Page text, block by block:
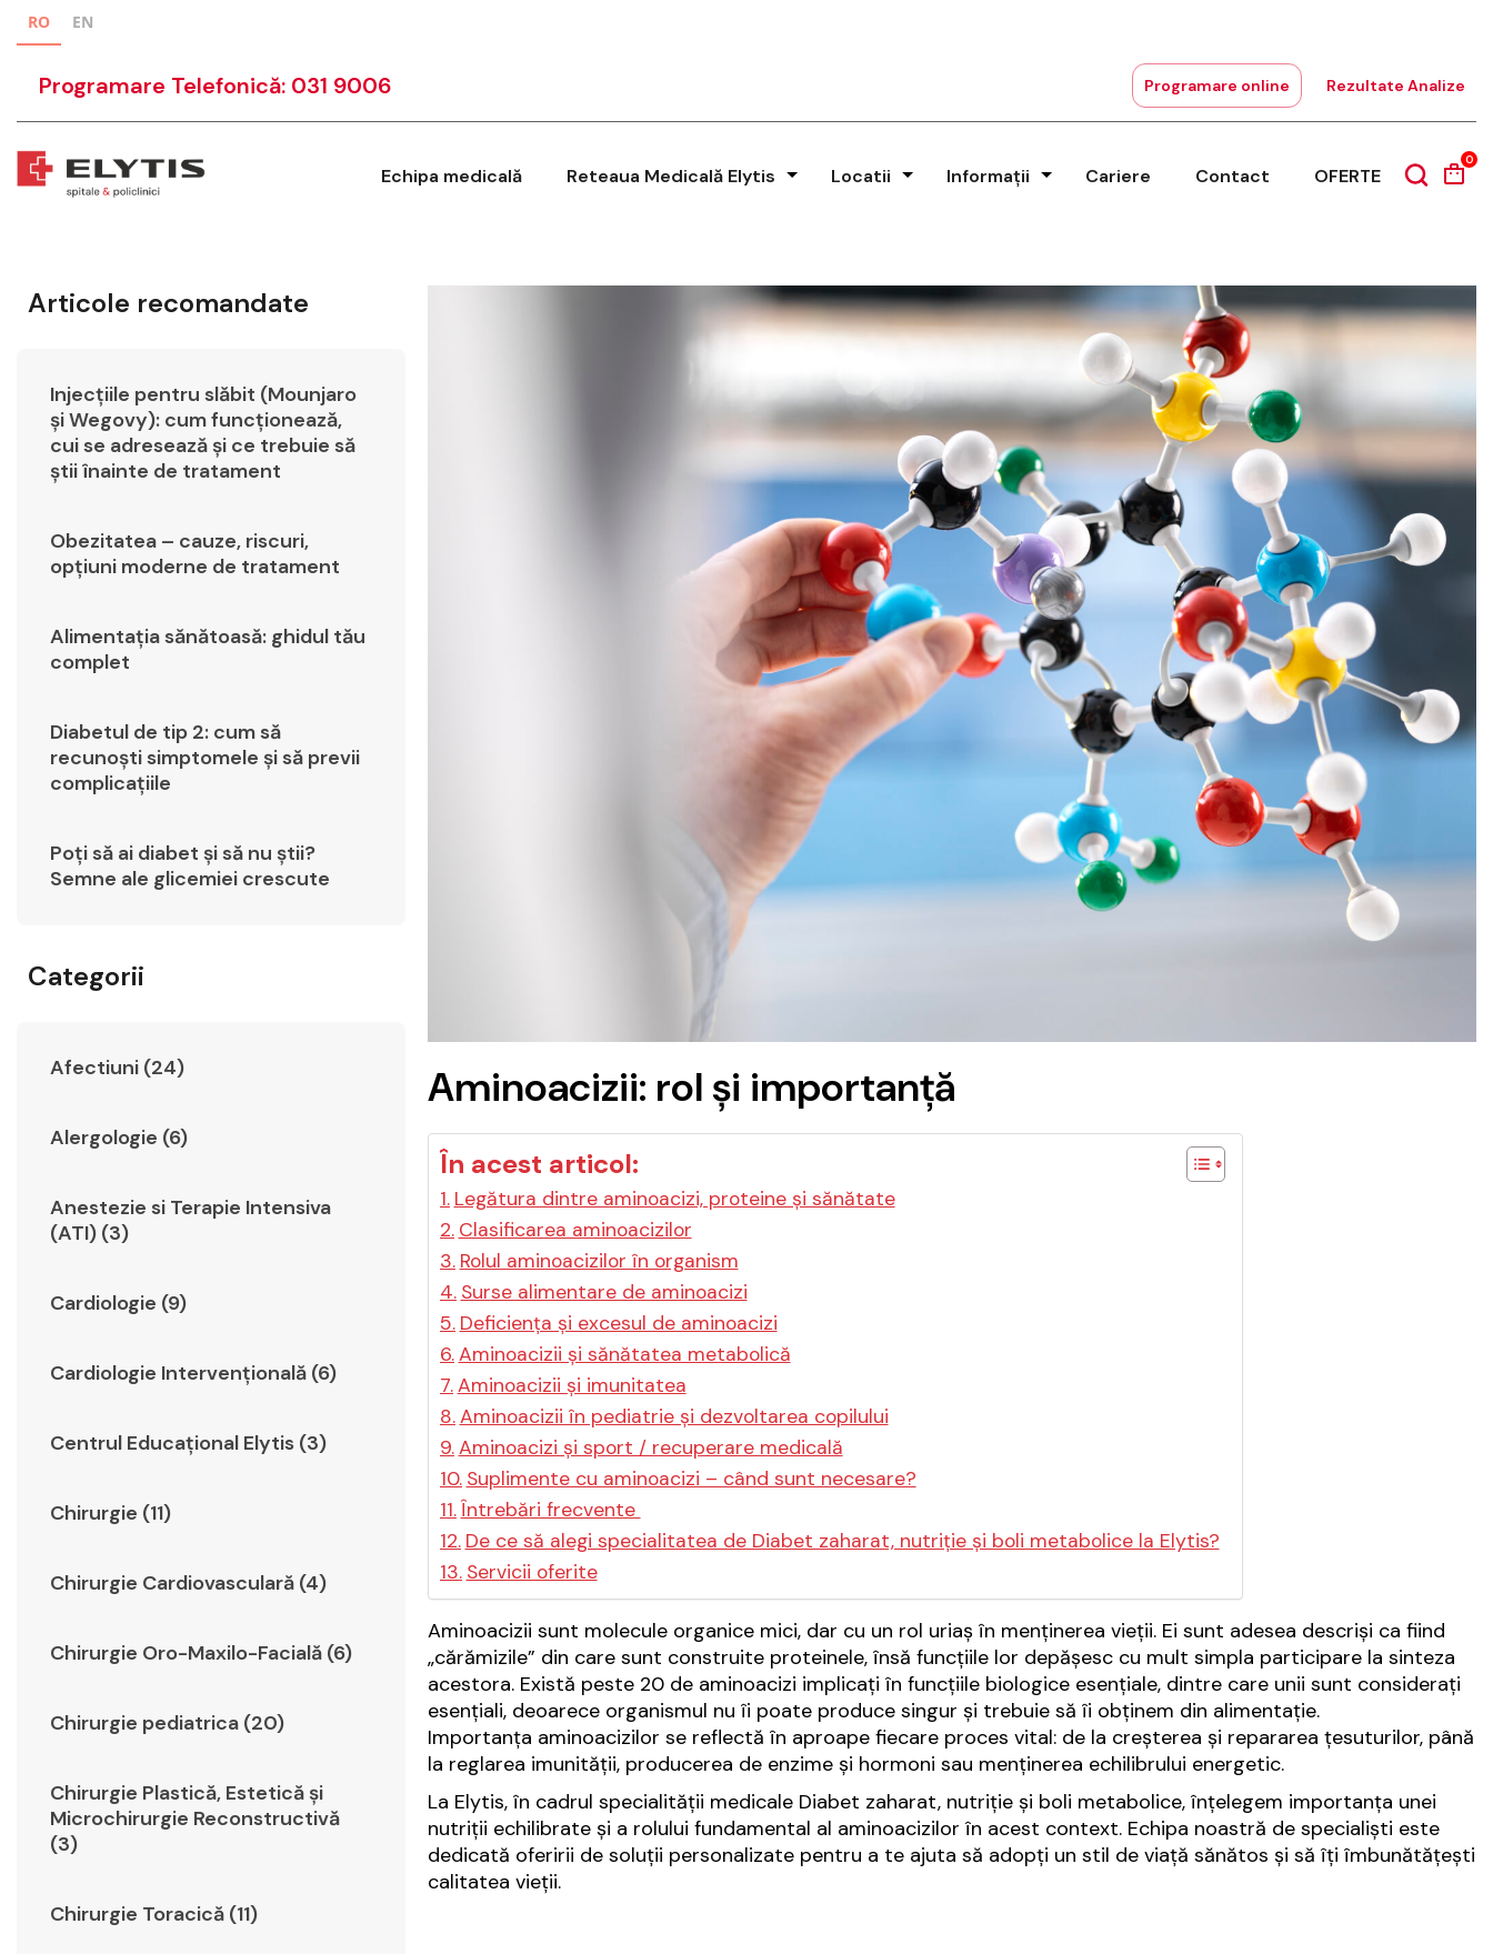
RO EN
Programare Telefonică: 031 9006 Programare online Rezultate Analize
Echipa medicală Reteaua Medicală Elytis Locatii Informații Cariere Contact OFERTE
0
Articole recomandate
Injecțiile pentru slăbit (Mounjaro
și Wegovy): cum funcționează,
cui se adresează și ce trebuie să
știi înainte de tratament
Obezitatea – cauze, riscuri,
opțiuni moderne de tratament
Alimentația sănătoasă: ghidul tău
complet
Diabetul de tip 2: cum să
recunoști simptomele și să previi
complicațiile
Poți să ai diabet și să nu știi?
Semne ale glicemiei crescute
Categorii
Afectiuni (24)
Alergologie (6)
Anestezie si Terapie Intensiva
(ATI) (3)
Cardiologie (9)
Cardiologie Intervențională (6)
Centrul Educațional Elytis (3)
Chirurgie (11)
Chirurgie Cardiovasculară (4)
Chirurgie Oro-Maxilo-Facială (6)
Chirurgie pediatrica (20)
Chirurgie Plastică, Estetică şi
Microchirurgie Reconstructivă
(3)
Chirurgie Toracică (11)
Aminoacizii: rol și importanță
În acest articol:
Legătura dintre aminoacizi, proteine și sănătate
Clasificarea aminoacizilor
Rolul aminoacizilor în organism
Surse alimentare de aminoacizi
Deficiența și excesul de aminoacizi
Aminoacizii și sănătatea metabolică
Aminoacizii și imunitatea
Aminoacizii în pediatrie și dezvoltarea copilului
Aminoacizi și sport / recuperare medicală
Suplimente cu aminoacizi – când sunt necesare?
Întrebări frecvente
De ce să alegi specialitatea de Diabet zaharat, nutriție și boli metabolice la Elytis?
Servicii oferite
Aminoacizii sunt molecule organice mici, dar cu un rol uriaș în menținerea vieții. Ei sunt adesea descriși ca fiind
„cărămizile” din care sunt construite proteinele, însă funcțiile lor depășesc cu mult simpla participare la sinteza
acestora. Există peste 20 de aminoacizi implicați în funcțiile biologice esențiale, dintre care unii sunt considerați
esențiali, deoarece organismul nu îi poate produce singur și trebuie să îi obținem din alimentație.
Importanța aminoacizilor se reflectă în aproape fiecare proces vital: de la creșterea și repararea țesuturilor, până
la reglarea imunității, producerea de enzime și hormoni sau menținerea echilibrului energetic.
La Elytis, în cadrul specialității medicale Diabet zaharat, nutriție și boli metabolice, înțelegem importanța unei
nutriții echilibrate și a rolului fundamental al aminoacizilor în acest context. Echipa noastră de specialiști este
dedicată oferirii de soluții personalizate pentru a te ajuta să adopți un stil de viață sănătos și să îți îmbunătățești
calitatea vieții.